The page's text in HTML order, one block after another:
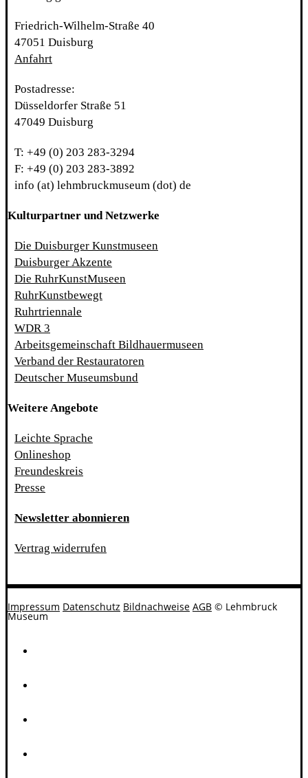
Friedrich-Wilhelm-Straße 40
47051 Duisburg
Anfahrt
Postadresse:
Düsseldorfer Straße 51
47049 Duisburg
T: +49 (0) 203 283-3294
F: +49 (0) 203 283-3892
info (at) lehmbruckmuseum (dot) de
Kulturpartner und Netzwerke
Die Duisburger Kunstmuseen
Duisburger Akzente
Die RuhrKunstMuseen
RuhrKunstbewegt
Ruhrtriennale
WDR 3
Arbeitsgemeinschaft Bildhauermuseen
Verband der Restauratoren
Deutscher Museumsbund
Weitere Angebote
Leichte Sprache
Onlineshop
Freundeskreis
Presse
Newsletter abonnieren
Vertrag widerrufen
Impressum Datenschutz Bildnachweise AGB © Lehmbruck
Museum